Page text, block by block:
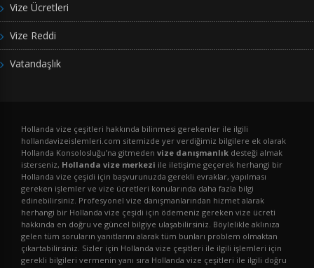
Vize Ücretleri
Vize Reddi
Vatandaşlık
Hollanda vize çeşitleri hakkında bilinmesi gerekenler ile ilgili
hollandavizeislemleri.com sitemizde yer verdiğimiz bilgilere ek olarak
Hollanda Konsolosluğu’na gitmeden vize danışmanlık desteği almak
isterseniz, Hollanda vize merkezi ile iletişime geçerek herhangi bir
Hollanda vize çeşidi için başvurunuzda gerekli evraklar, yapılması
gereken işlemler ve vize ücretleri konularında daha fazla bilgi
edinebilirsiniz. Profesyonel vize danışmanlarından hizmet alarak
herhangi bir Hollanda vize çeşidi için ödemeniz gereken vize ücreti
hakkında en doğru ve güncel bilgiye ulaşabilirsiniz. Böylelikle aklınıza
gelen tüm soruların yanıtlarını alarak tüm bunları problem olmaktan
çıkartabilirsiniz. Sizler için Hollanda vize çeşitleri ile ilgili işlemleri için
gerekli bilgileri vermenin yanı sıra Hollanda vize çeşitleri ile ilgili doğru